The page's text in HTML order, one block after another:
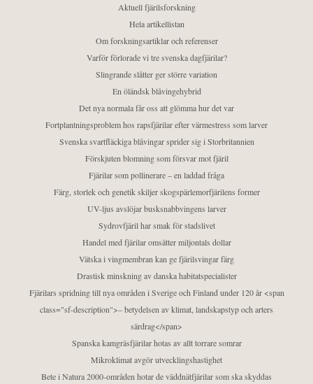
Aktuell fjärilsforskning
Hela artikellistan
Om forskningsartiklar och referenser
Varför förlorade vi tre svenska dagfjärilar?
Slingrande slåtter ger större variation
En öländsk blåvingehybrid
Det nya normala får oss att glömma hur det var
Fortplantningsproblem hos rapsfjärilar efter värmestress som larver
Svenska svartfläckiga blåvingar sprider sig i Storbritannien
Förskjuten blomning som försvar mot fjäril
Fjärilar som pollinerare – en laddad fråga
Färg, storlek och genetik skiljer skogspärlemorfjärilens former
UV-ljus avslöjar busksnabbvingens larver
Sydrovfjäril har smak för stadslivet
Handel med fjärilar omsätter miljontals dollar
Vätska i vingmembran kan ge fjärilsvingar färg
Drastisk minskning av danska habitatspecialister
Fjärilars spridning till nya områden i Sverige och Finland under 120 år <span
class="sf-description">– betydelsen av klimat, landskapstyp och arters
särdrag</span>
Spanska kamgräsfjärilar hotas av allt torrare somrar
Mikroklimat avgör utvecklingshastighet
Bete i Natura 2000-områden hotar de väddnätfjärilar som ska skyddas